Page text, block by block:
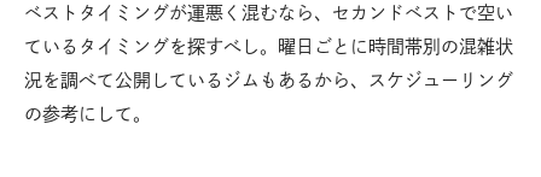
ベストタイミングが運悪く混むなら、セカンドベストで空い
ているタイミングを探すべし。曜日ごとに時間帯別の混雑状
況を調べて公開しているジムもあるから、スケジューリング
の参考にして。